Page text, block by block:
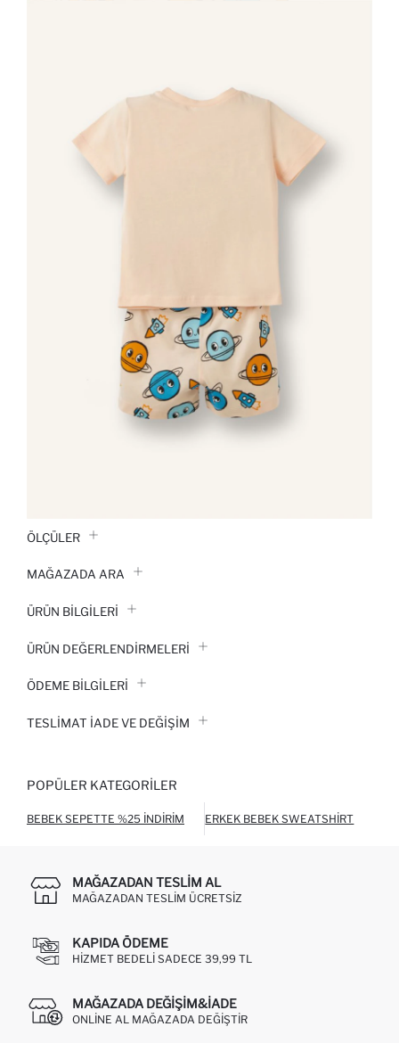
ÖLÇÜLER
MAĞAZADA ARA
ÜRÜN BILGILERI
ÜRÜN DEĞERLENDİRMELERİ
ÖDEME BİLGİLERİ
TESLIMAT İADE VE DEĞIŞIM
POPÜLER KATEGORILER
BEBEK SEPETTE %25 İNDIRIM ERKEK BEBEK SWEATSHIRT
MAĞAZADAN TESLIM AL
MAĞAZADAN TESLIM ÜCRETSIZ
KAPIDA ÖDEME
HIZMET BEDELI SADECE 39,99 TL
MAĞAZADA DEĞIŞIM&İADE
ONLINE AL MAĞAZADA DEĞIŞTIR